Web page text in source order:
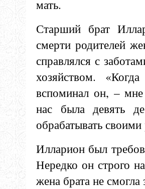
мать.
Старший брат
смерти родителей
справлялся с
хозяйством.
вспоминал он, –
нас была девять
обрабатывать
Илларион был
Нередко он строго
жена брата не смогла